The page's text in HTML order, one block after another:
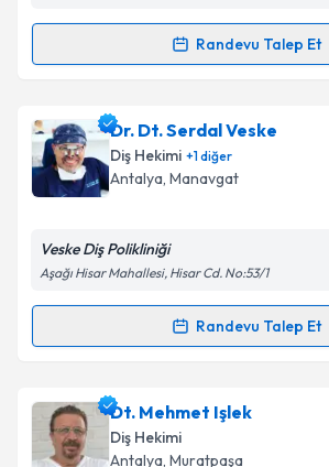
Takvim Talebini
Randevu Talep Et
Randevu Takvimi Talebi
Uzm. Dr. Dt. Melek Yıldırım Sürme
takvimi talebi oluşturun. Size bu
almanız için bir takvim
bilgilendireceğiz.
Kişisel verilerimin işlenmesine
kapsamda işlenmesini kabul
Takvim Talebini
Dr. Dt. Serdal Veske
Diş Hekimi +1diğer
Antalya, Manavgat
Veske Diş Polikliniği
Aşağı Hisar Mahallesi, Hisar Cd. No:53/1
Randevu Talep Et
Randevu Takvimi Talebi
Dr. Dt. Serdal Veskeiçin randevu
oluşturun. Size bu uzmandan randevu
takvim hazırlandığında e-posta ile
Dt. Mehmet Işlek
Diş Hekimi
Antalya, Muratpaşa